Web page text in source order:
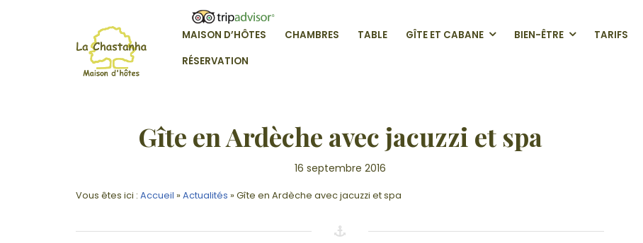
VOTRE MAISON D'HÔTE EN ARDÊCHE
MAISON D’HÔTES CHAMBRES TABLE GÎTE ET CABANE BIEN-ÊTRE TARIFS
RÉSERVATION
Gîte en Ardèche avec jacuzzi et spa
16 septembre 2016
Vous êtes ici : Accueil » Actualités » Gîte en Ardèche avec jacuzzi et spa